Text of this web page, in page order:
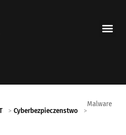
Cyberbezpieczenstwo
Malware